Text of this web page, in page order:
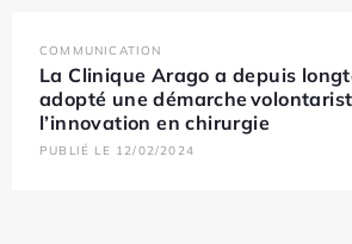
COMMUNICATION
La Clinique Arago a depuis
adopté une démarche
l’innovation en chirurgie
PUBLIÉ LE 12/02/2024